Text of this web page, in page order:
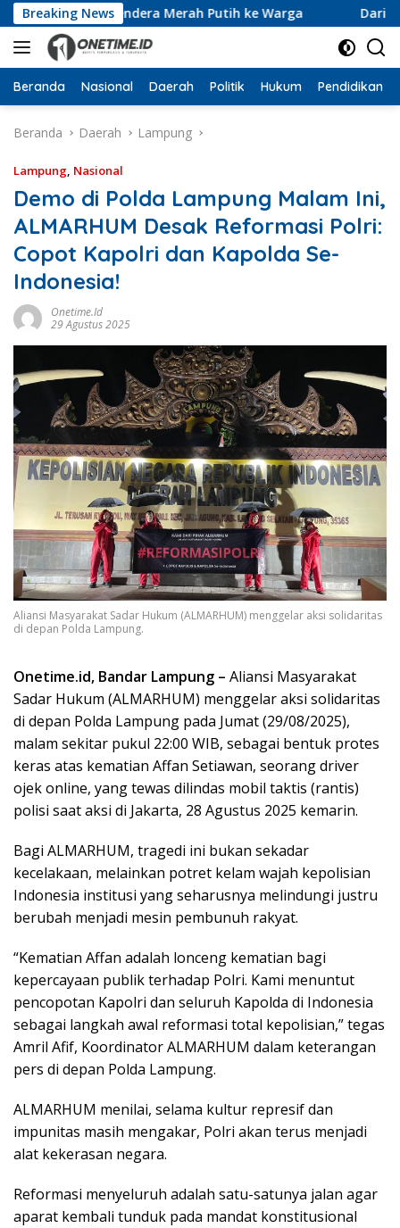
Langsung
ke
konten
Breaking News
Ribu Bendera Merah Putih ke Warga Dari Ruang
Beranda Nasional Daerah Politik Hukum Pendidikan
Beranda Daerah Lampung
Lampung, Nasional
Demo di Polda Lampung Malam Ini,
ALMARHUM Desak Reformasi Polri:
Copot Kapolri dan Kapolda Se-
Indonesia!
Onetime.id
29 Agustus 2025
Aliansi Masyarakat Sadar Hukum (ALMARHUM) menggelar aksi solidaritas
di depan Polda Lampung.
Onetime.id, Bandar Lampung – Aliansi Masyarakat
Sadar Hukum (ALMARHUM) menggelar aksi solidaritas
di depan Polda Lampung pada Jumat (29/08/2025),
malam sekitar pukul 22:00 WIB, sebagai bentuk protes
keras atas kematian Affan Setiawan, seorang driver
ojek online, yang tewas dilindas mobil taktis (rantis)
polisi saat aksi di Jakarta, 28 Agustus 2025 kemarin.
Bagi ALMARHUM, tragedi ini bukan sekadar
kecelakaan, melainkan potret kelam wajah kepolisian
Indonesia institusi yang seharusnya melindungi justru
berubah menjadi mesin pembunuh rakyat.
“Kematian Affan adalah lonceng kematian bagi
kepercayaan publik terhadap Polri. Kami menuntut
pencopotan Kapolri dan seluruh Kapolda di Indonesia
sebagai langkah awal reformasi total kepolisian,” tegas
Amril Afif, Koordinator ALMARHUM dalam keterangan
pers di depan Polda Lampung.
ALMARHUM menilai, selama kultur represif dan
impunitas masih mengakar, Polri akan terus menjadi
alat kekerasan negara.
Reformasi menyeluruh adalah satu-satunya jalan agar
aparat kembali tunduk pada mandat konstitusional